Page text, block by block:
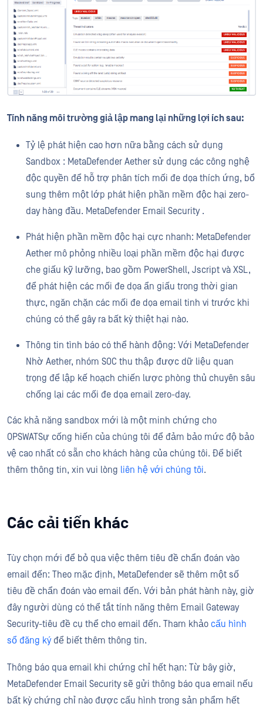
Tính năng môi trường giả lập mang lại những lợi ích sau:
Tỷ lệ phát hiện cao hơn nữa bằng cách sử dụng
Sandbox : MetaDefender Aether sử dụng các công nghệ
độc quyền để hỗ trợ phân tích mối đe dọa thích ứng, bổ
sung thêm một lớp phát hiện phần mềm độc hại zero-
day hàng đầu. MetaDefender Email Security .
Phát hiện phần mềm độc hại cực nhanh: MetaDefender
Aether mô phỏng nhiều loại phần mềm độc hại được
che giấu kỹ lưỡng, bao gồm PowerShell, Jscript và XSL,
để phát hiện các mối đe dọa ẩn giấu trong thời gian
thực, ngăn chặn các mối đe dọa email tinh vi trước khi
chúng có thể gây ra bất kỳ thiệt hại nào.
Thông tin tình báo có thể hành động: Với MetaDefender
Nhờ Aether, nhóm SOC thu thập được dữ liệu quan
trọng để lập kế hoạch chiến lược phòng thủ chuyên sâu
chống lại các mối đe dọa email zero-day.
Các khả năng sandbox mới là một minh chứng cho
OPSWATSự cống hiến của chúng tôi để đảm bảo mức độ bảo
vệ cao nhất có sẵn cho khách hàng của chúng tôi. Để biết
thêm thông tin, xin vui lòng liên hệ với chúng tôi.
Các cải tiến khác
Tùy chọn mới để bỏ qua việc thêm tiêu đề chẩn đoán vào
email đến: Theo mặc định, MetaDefender sẽ thêm một số
tiêu đề chẩn đoán vào email đến. Với bản phát hành này, giờ
đây người dùng có thể tắt tính năng thêm Email Gateway
Security-tiêu đề cụ thể cho email đến. Tham khảo cấu hình
sổ đăng kýđể biết thêm thông tin.
Thông báo qua email khi chứng chỉ hết hạn: Từ bây giờ,
MetaDefender Email Security sẽ gửi thông báo qua email nếu
bất kỳ chứng chỉ nào được cấu hình trong sản phẩm hết